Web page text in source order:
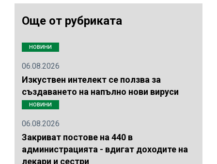
Още от рубриката
НОВИНИ
06.08.2026
Изкуствен интелект се ползва за
създаването на напълно нови вируси
НОВИНИ
06.08.2026
Закриват постове на 440 в
администрацията - вдигат доходите на
лекари и сестри